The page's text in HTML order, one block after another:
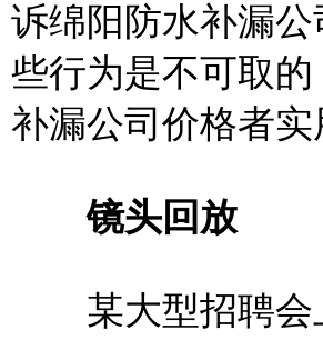
诉绵阳防水补漏
些行为是不可取
补漏公司价格者
镜头回放
某大型招聘会